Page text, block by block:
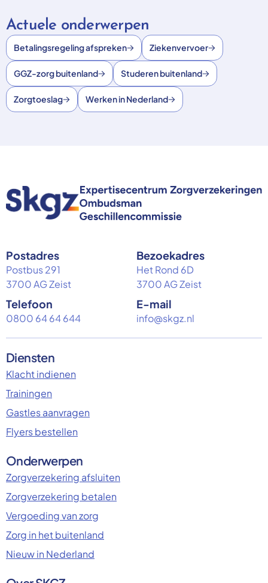
Actuele onderwerpen
Betalingsregeling afspreken Ziekenvervoer
GGZ-zorg buitenland Studeren buitenland
Zorgtoeslag Werken in Nederland
Postadres
Postbus 291
3700 AG Zeist
Bezoekadres
Het Rond 6D
3700 AG Zeist
Telefoon
0800 64 64 644
E-mail
info@skgz.nl
Diensten
Klacht indienen
Trainingen
Gastles aanvragen
Flyers bestellen
Onderwerpen
Zorgverzekering afsluiten
Zorgverzekering betalen
Vergoeding van zorg
Zorg in het buitenland
Nieuw in Nederland